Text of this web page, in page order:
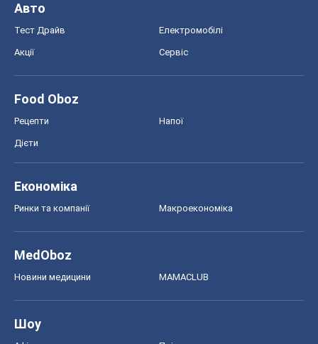
Авто
Тест Драйв Електромобілі
Акції Сервіс
Food Oboz
Рецепти Напої
Дієти
Економіка
Ринки та компанії Макроекономіка
MedOboz
Новини медицини MAMACLUB
Шоу